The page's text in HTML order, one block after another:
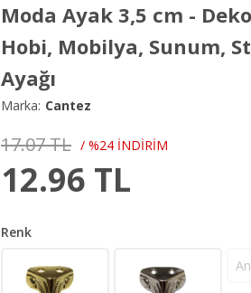
Moda Ayak 3,5 cm -
Hobi, Mobilya, Sunum,
Ayağı
Marka: Cantez
17.07 TL / %24 İNDİRİM
12.96 TL
Renk